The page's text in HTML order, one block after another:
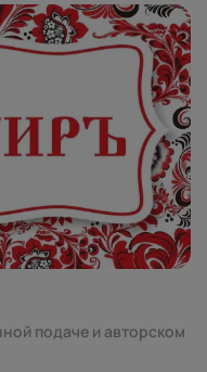
подаче и авторском